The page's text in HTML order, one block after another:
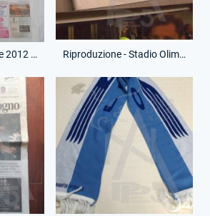
Quotidiano - 5 Aprile 2012 - Corriere dello Sport - Saluto a Giorgio Chinaglia Riproduzione - Stadio Olimpico - Ricordo Andrea Pesciarelli